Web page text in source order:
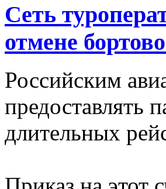
Сеть
отмене
Российским
предоставлять
длительных